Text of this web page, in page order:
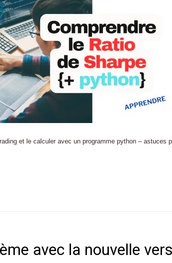
et le calculer avec un programme python – astuces
avec la nouvelle